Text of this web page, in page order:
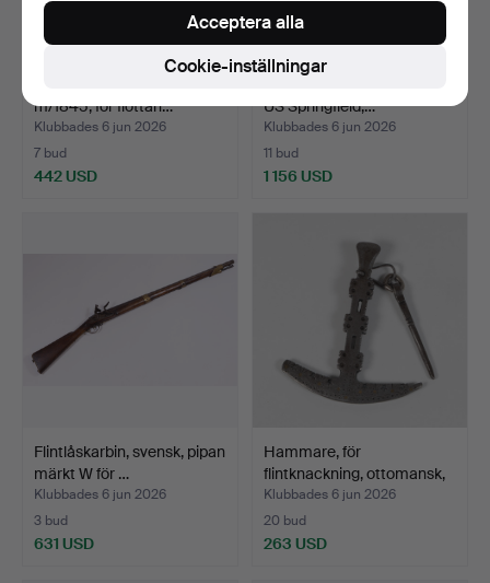
m/1845, för flottan…
Klubbades 6 jun 2026
7 bud
442 USD
US Springfield,…
Klubbades 6 jun 2026
11 bud
1 156 USD
Flintlåskarbin, svensk, pipan
märkt W för …
Klubbades 6 jun 2026
3 bud
631 USD
Hammare, för
flintknackning, ottomansk,
17…
Klubbades 6 jun 2026
20 bud
263 USD
Cookie-inställningar
Acceptera alla